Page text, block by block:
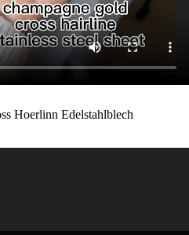
Hoerlinn Edelstahlblech